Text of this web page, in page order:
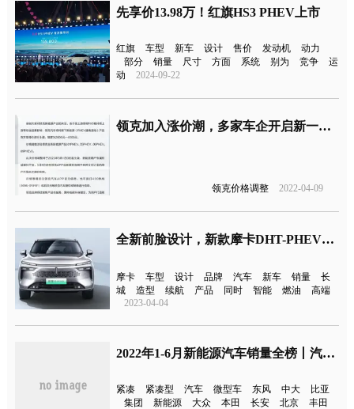
先享价13.98万！红旗HS3 PHEV上市 ​​​
红旗 车型 新车 设计 售价 发动机
动力
部分
销量 尺寸 方面 系统 别为 竞争
运
动
2024-09-22
领克加入涨价潮，多家车企开启新一轮涨价
领克价格调整 2022-04-09
全新前脸设计，新款摩卡DHT-PHEV官图发布
摩卡 车型 设计 品牌 汽车 新车 销量
长
城
造型 续航 产品 同时 智能 燃油
高端
2023-04-04
2022年1-6月新能源汽车销量全榜丨汽车行业关注
紧凑 紧凑型 汽车 微型车 东风 中大
比亚
集团
新能源 大众 本田 长安 北京
丰田